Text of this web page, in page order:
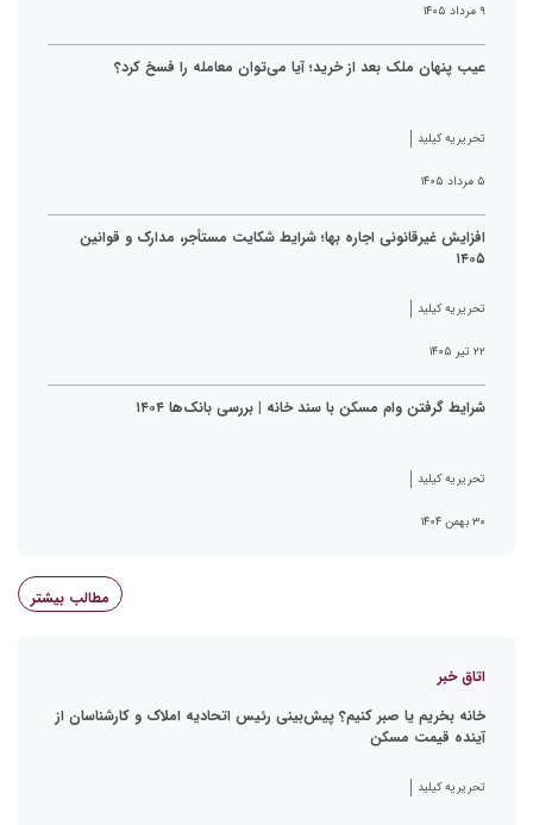
۹ مرداد ۱۴۰۵
عیب پنهان ملک بعد از خرید؛ آیا می‌توان معامله را فسخ کرد؟
تحریریه کیلید
۵ مرداد ۱۴۰۵
افزایش غیرقانونی اجاره بها؛ شرایط شکایت مستأجر، مدارک و قوانین
۱۴۰۵
تحریریه کیلید
۲۲ تیر ۱۴۰۵
شرایط گرفتن وام مسکن با سند خانه | بررسی بانک‌ها ۱۴۰۴
تحریریه کیلید
۳۰ بهمن ۱۴۰۴
مطالب بیشتر
اتاق خبر
خانه بخریم یا صبر کنیم؟ پیش‌بینی رئیس اتحادیه املاک و کارشناسان از
آینده قیمت مسکن
تحریریه کیلید